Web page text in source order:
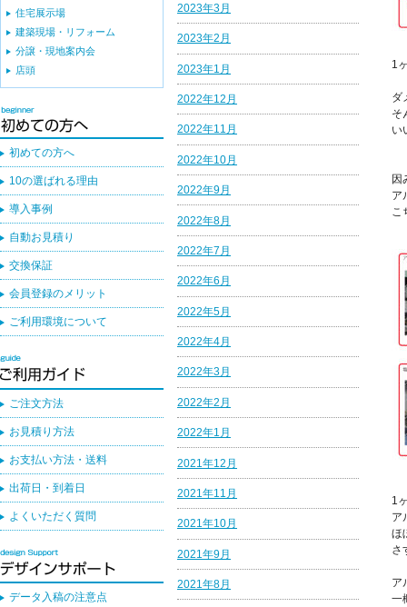
1
ダ
そ
い
因
ア
こ
1
ア
ほ
さ
ア
一
2023年3月
2023年2月
2023年1月
2022年12月
2022年11月
2022年10月
2022年9月
2022年8月
2022年7月
2022年6月
2022年5月
2022年4月
2022年3月
2022年2月
2022年1月
2021年12月
2021年11月
2021年10月
2021年9月
2021年8月
住宅展示場
建築現場・リフォーム
分譲・現地案内会
店頭
初めての方へ
10の選ばれる理由
導入事例
自動お見積り
交換保証
会員登録のメリット
ご利用環境について
ご注文方法
お見積り方法
お支払い方法・送料
出荷日・到着日
よくいただく質問
データ入稿の注意点